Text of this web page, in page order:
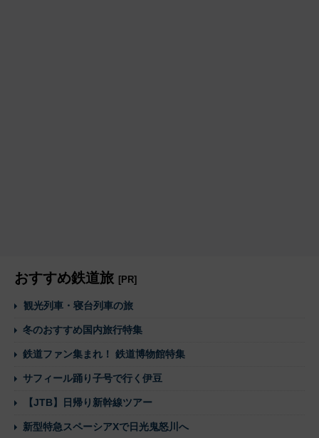
おすすめ鉄道旅 [PR]
観光列車・寝台列車の旅
冬のおすすめ国内旅行特集
鉄道ファン集まれ！ 鉄道博物館特集
サフィール踊り子号で行く伊豆
【JTB】日帰り新幹線ツアー
新型特急スペーシアXで日光鬼怒川へ